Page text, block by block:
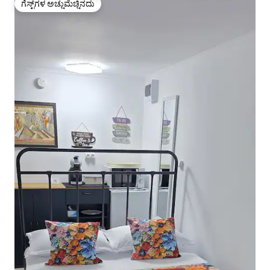
ಗೆಸ್ಟ್‌ಗಳ ಅಚ್ಚುಮೆಚ್ಚಿನದು
ಗೆಸ್ಟ್‌ಗಳ ಅಚ್ಚುಮೆಚ್ಚಿನದು